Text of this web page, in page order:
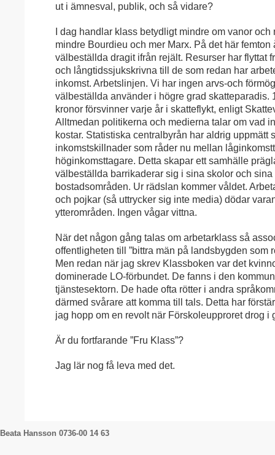
ut i ämnesval, publik, och så vidare?
I dag handlar klass betydligt mindre om vanor och
mindre Bourdieu och mer Marx. På det här femton
välbeställda dragit ifrån rejält. Resurser har flyttat
och långtidssjukskrivna till de som redan har
inkomst. Arbetslinjen. Vi har ingen arvs-och
välbeställda använder i högre grad skatteparadis.
kronor försvinner varje år i skatteflykt, enligt
Alltmedan politikerna och medierna talar om vad
kostar. Statistiska centralbyrån har aldrig uppmätt
inkomstskillnader som råder nu mellan
höginkomsttagare. Detta skapar ett samhälle
välbeställda barrikaderar sig i sina skolor och sina
bostadsområden. Ur rädslan kommer våldet.
och pojkar (så uttrycker sig inte media) dödar
ytterområden. Ingen vågar vittna.
När det någon gång talas om arbetarklass så
offentligheten till ”bittra män på landsbygden som
Men redan när jag skrev Klassboken var det
dominerade LO-förbundet. De fanns i den
tjänstesektorn. De hade ofta rötter i andra
därmed svårare att komma till tals. Detta har
jag hopp om en revolt när Förskoleupproret drog i
Är du fortfarande ”Fru Klass”?
Jag lär nog få leva med det.
Beata Hansson 0736-00 14 63